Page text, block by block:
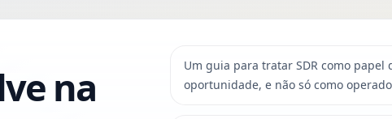
na
Um guia para tratar SDR como papel
oportunidade, e não só como